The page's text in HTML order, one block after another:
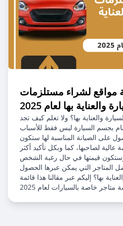
لشراء مستلزمات
والعناية بها لعام 2025
والعناية بها؟ ولا تعلم كيف تجد
الاهتمام بجسم السيارة ليس فقط للأسباب
على الصيانة المناسبة لها ستكون
لصاحبها، كما وبكل تأكيد أكثر
قيمتها في حال رغبة الشخص
المتاجر التي يمكن عبرها الحصول
بها؟ إليكم عبر مقالنا هذا قائمة